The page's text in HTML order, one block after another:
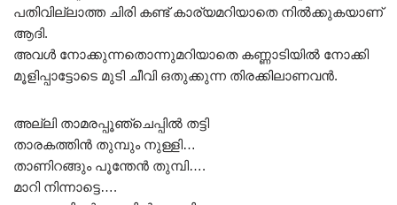
പതിവില്ലാത്ത ചിരി കണ്ട് കാര്യമറിയാതെ നിൽക്കുകയാണ്
ആദി.
അവൾ നോക്കുന്നതൊന്നുമറിയാതെ കണ്ണാടിയിൽ നോക്കി
മൂളിപ്പാട്ടോടെ മുടി ചീവി ഒതുക്കുന്ന തിരക്കിലാണവൻ.
അല്ലി താമരപ്പൂഞ്ചെപ്പിൽ തട്ടി
താരകത്തിൻ തുമ്പും നുള്ളി…
താണിറങ്ങും പൂന്തേൻ തുമ്പി….
മാറി നിന്നാട്ടെ….